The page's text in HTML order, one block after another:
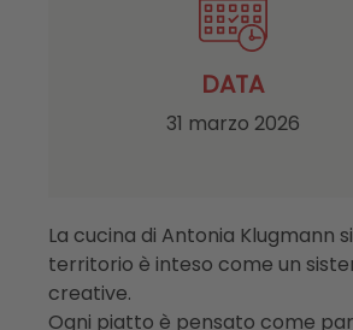
DATA
31 marzo 2026
La cucina di Antonia Klugmann
territorio è inteso come un
creative.
Ogni piatto è pensato come